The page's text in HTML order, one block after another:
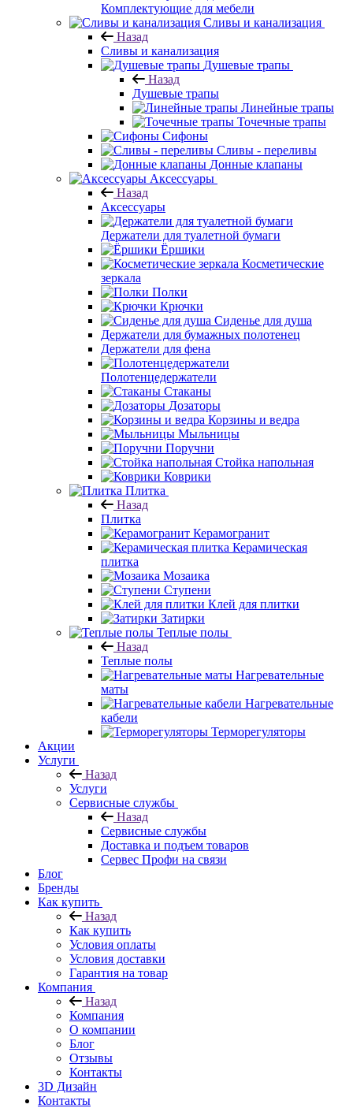
Комплектующие для мебели
Сливы и канализация
Назад
Сливы и канализация
Душевые трапы
Назад
Душевые трапы
Линейные трапы
Точечные трапы
Сифоны
Сливы - переливы
Донные клапаны
Аксессуары
Назад
Аксессуары
Держатели для туалетной бумаги
Ёршики
Косметические
зеркала
Полки
Крючки
Сиденье для душа
Держатели для бумажных полотенец
Держатели для фена
Полотенцедержатели
Стаканы
Дозаторы
Корзины и ведра
Мыльницы
Поручни
Стойка напольная
Коврики
Плитка
Назад
Плитка
Керамогранит
Керамическая
плитка
Мозаика
Ступени
Клей для плитки
Затирки
Теплые полы
Назад
Теплые полы
Нагревательные
маты
Нагревательные
кабели
Терморегуляторы
Акции
Услуги
Назад
Услуги
Сервисные службы
Назад
Сервисные службы
Доставка и подъем товаров
Сервес Профи на связи
Блог
Бренды
Как купить
Назад
Как купить
Условия оплаты
Условия доставки
Гарантия на товар
Компания
Назад
Компания
О компании
Блог
Отзывы
Контакты
3D Дизайн
Контакты